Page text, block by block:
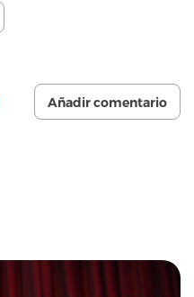
Añadir comentario